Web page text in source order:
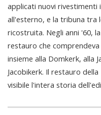
applicati nuovi rivestimenti
all'esterno, e la tribuna tra
ricostruita. Negli anni '60,
restauro che
insieme alla Domkerk, alla
Jacobikerk. Il restauro
visibile l'intera storia